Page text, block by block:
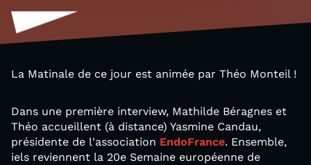
La Matinale de ce jour est animée par Théo Monteil !
Dans une première interview, Mathilde Béragnes et
Théo accueillent (à distance) Yasmine Candau,
présidente de l'association EndoFrance. Ensemble,
iels reviennent la 20e Semaine européenne de